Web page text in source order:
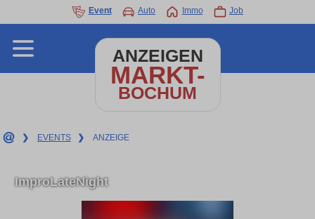
Event Auto Immo Job
ANZEIGEN
MARKT-
BOCHUM
❯ EVENTS ❯ ANZEIGE
ImproLateNight